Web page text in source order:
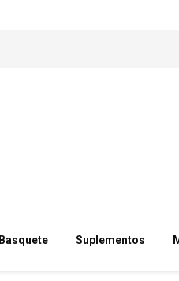
Basquete Suplementos